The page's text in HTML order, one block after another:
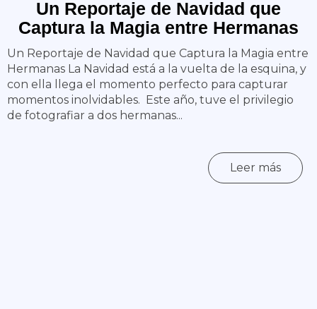
Un Reportaje de Navidad que
Captura la Magia entre Hermanas
Un Reportaje de Navidad que Captura la Magia entre
Hermanas La Navidad está a la vuelta de la esquina, y
con ella llega el momento perfecto para capturar
momentos inolvidables. Este año, tuve el privilegio
de fotografiar a dos hermanas...
Leer más